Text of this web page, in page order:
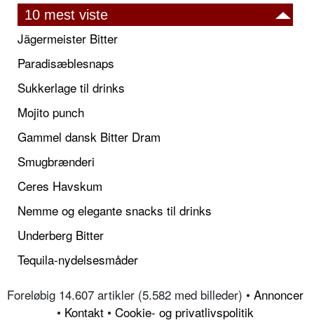
10 mest viste
Jägermeister Bitter
Paradisæblesnaps
Sukkerlage til drinks
Mojito punch
Gammel dansk Bitter Dram
Smugbrænderi
Ceres Havskum
Nemme og elegante snacks til drinks
Underberg Bitter
Tequila-nydelsesmåder
Foreløbig 14.607 artikler (5.582 med billeder) • Annoncer
• Kontakt • Cookie- og privatlivspolitik